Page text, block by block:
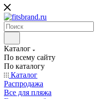
Каталог
По всему сайту
По каталогу
Каталог
Распродажа
Все для пляжа